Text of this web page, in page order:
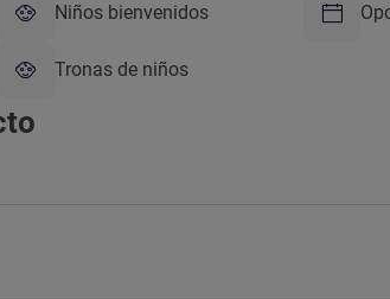
Niños bienvenidos
Tronas de niños